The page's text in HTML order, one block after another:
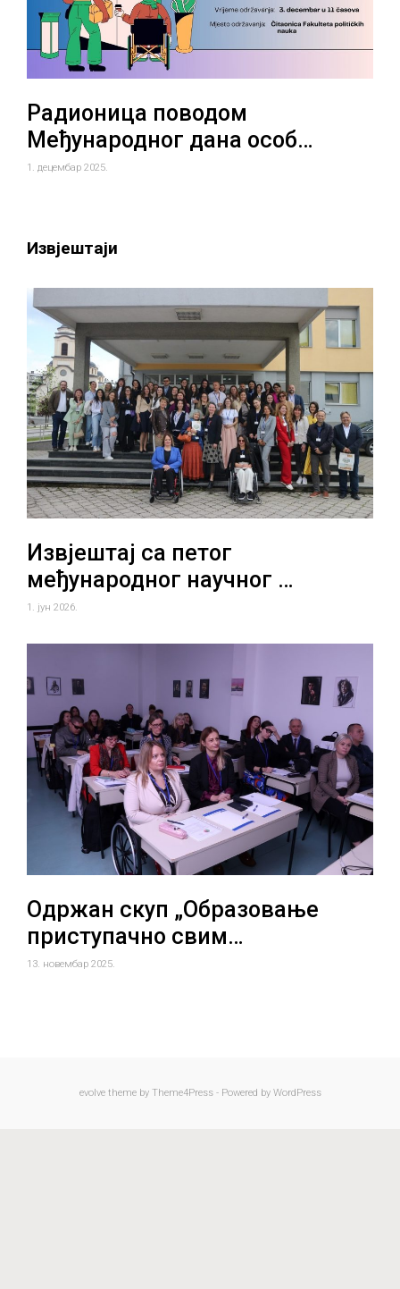
Радионица поводом
Међународног дана особ…
1. децембар 2025.
Извјештаји
Извјештај са петог
међународног научног …
1. јун 2026.
Одржан скуп „Образовање
приступачно свим…
13. новембар 2025.
evolvetheme by Theme4Press - Powered by WordPress